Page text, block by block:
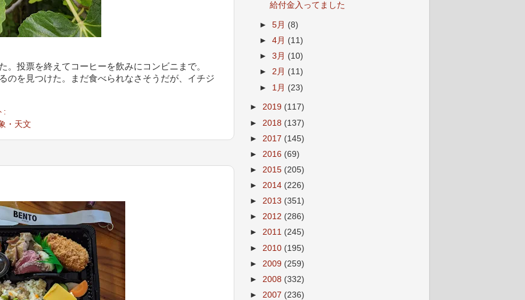
投票を終えてコーヒーを飲みにコンビニまで。
を見つけた。まだ食べられなさそうだが、イチジ
:
・天文
給付金入ってました
►5月 (8)
►4月 (11)
►3月 (10)
►2月 (11)
► 1月 (23)
► 2019 (117)
► 2018 (137)
► 2017 (145)
► 2016 (69)
► 2015 (205)
► 2014 (226)
► 2013 (351)
► 2012 (286)
► 2011 (245)
► 2010 (195)
► 2009 (259)
► 2008 (332)
► 2007 (236)